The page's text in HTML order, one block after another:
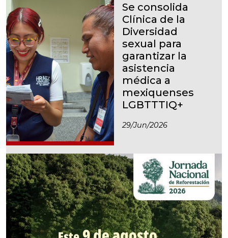
Se consolida
Clínica de la
Diversidad
sexual para
garantizar la
asistencia
médica a
mexiquenses
LGBTTTIQ+
29/jun/2026